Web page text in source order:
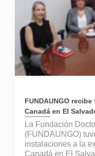
FUNDAUNGO
Canadá en El
La Fundación
(FUNDAUNGO)
instalaciones a la
Canadá en El